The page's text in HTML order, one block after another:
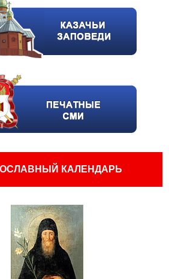
КАЛЕНДАРЬ